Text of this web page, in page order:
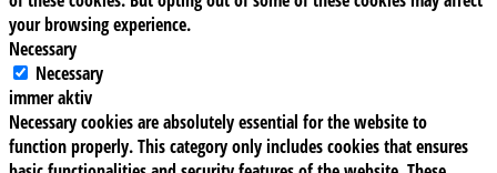
your browsing experience.
Necessary
Necessary
immer aktiv
Necessary cookies are absolutely essential for the website to
function properly. This category only includes cookies that ensures